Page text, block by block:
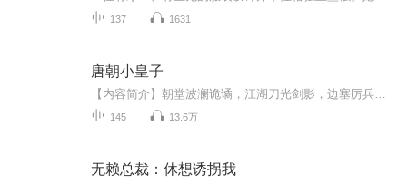
137 1631
唐朝小皇子
145 13.6万
无赖总裁：休想诱拐我